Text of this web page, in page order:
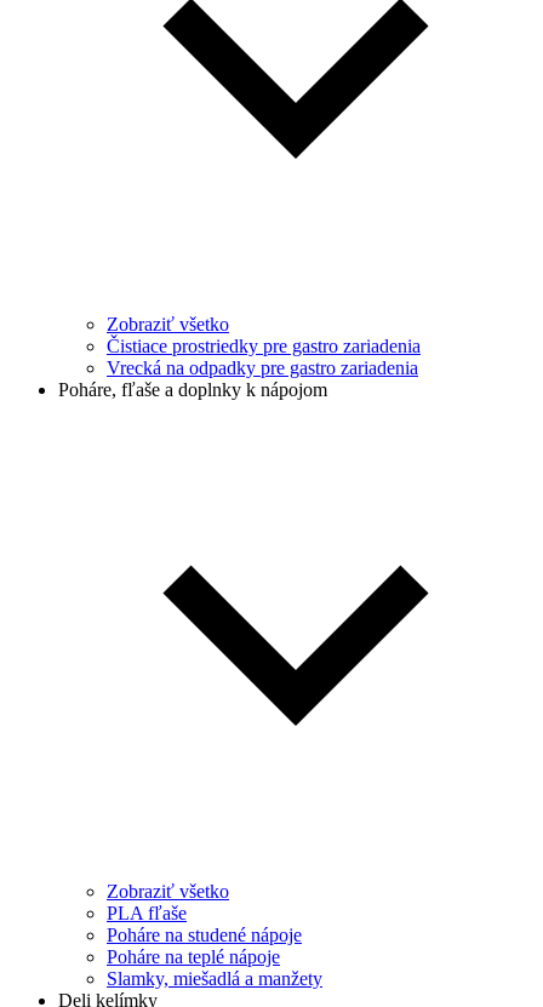
Zobraziť všetko
Čistiace prostriedky pre gastro zariadenia
Vrecká na odpadky pre gastro zariadenia
Poháre, fľaše a doplnky k nápojom
Zobraziť všetko
PLA fľaše
Poháre na studené nápoje
Poháre na teplé nápoje
Slamky, miešadlá a manžety
Deli kelímky